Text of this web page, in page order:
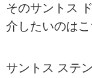
そのサントス
介したいのはこ
サントス ステ